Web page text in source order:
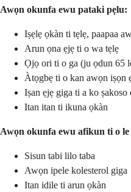
Awọn okunfa ewu pataki pẹlu:
Iṣẹlẹ ọkàn ti tẹlẹ, paapaa
Arun ọna ẹjẹ ti o wa tẹlẹ
Ọjọ ori ti o ga (ju ọdun 65
Àtọgbẹ ti o kan awọn iṣọn
Iṣan ẹjẹ giga ti a ko ṣakoso
Itan itan ti ikuna ọkàn
Awọn okunfa ewu afikun ti o le
Sisun tabi lilo taba
Awọn ipele kolesterol giga
Itan idile ti arun ọkàn